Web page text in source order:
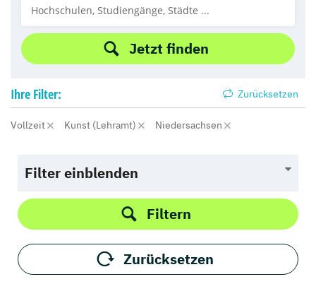
Jetzt finden
Ihre Filter: Zurücksetzen
Vollzeit Kunst (Lehramt) Niedersachsen
Filter einblenden
Filtern
Zurücksetzen